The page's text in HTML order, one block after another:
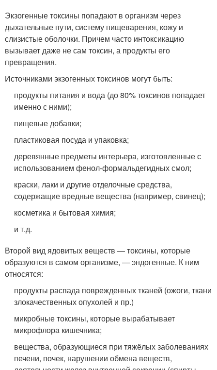
Экзогенные токсины попадают в организм через
дыхательные пути, систему пищеварения, кожу и
слизистые оболочки. Причем часто интоксикацию
вызывает даже не сам токсин, а продукты его
превращения.
Источниками экзогенных токсинов могут быть:
продукты питания и вода (до 80% токсинов попадает
именно с ними);
пищевые добавки;
пластиковая посуда и упаковка;
деревянные предметы интерьера, изготовленные с
использованием фенол-формальдегидных смол;
краски, лаки и другие отделочные средства,
содержащие вредные вещества (например, свинец);
косметика и бытовая химия;
и т.д.
Второй вид ядовитых веществ — токсины, которые
образуются в самом организме, — эндогенные. К ним
относятся:
продукты распада поврежденных тканей (ожоги, ткани
злокачественных опухолей и пр.)
микробные токсины, которые вырабатывает
микрофлора кишечника;
вещества, образующиеся при тяжёлых заболеваниях
печени, почек, нарушении обмена веществ,